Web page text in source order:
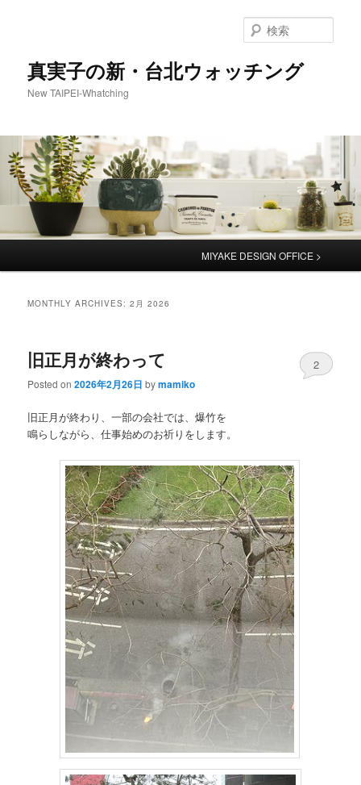
真実子の新・台北ウォッチング
New TAIPEI-Whatching
索
MIYAKE DESIGN OFFICE >
MONTHLY ARCHIVES:2月 2026
旧正月が終わって
Posted on2026年2月26日 bymamiko
2
旧正月が終わり、一部の会社では、爆竹を
鳴らしながら、仕事始めのお祈りをします。